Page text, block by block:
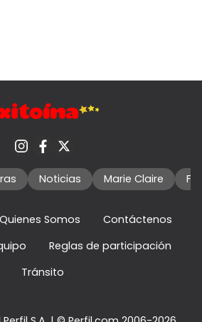
Noticias Marie Claire
Quienes Somos
Contáctenos
Reglas de participación
Tránsito